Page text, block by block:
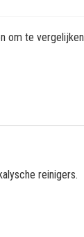
om te vergelijken
reinigers.